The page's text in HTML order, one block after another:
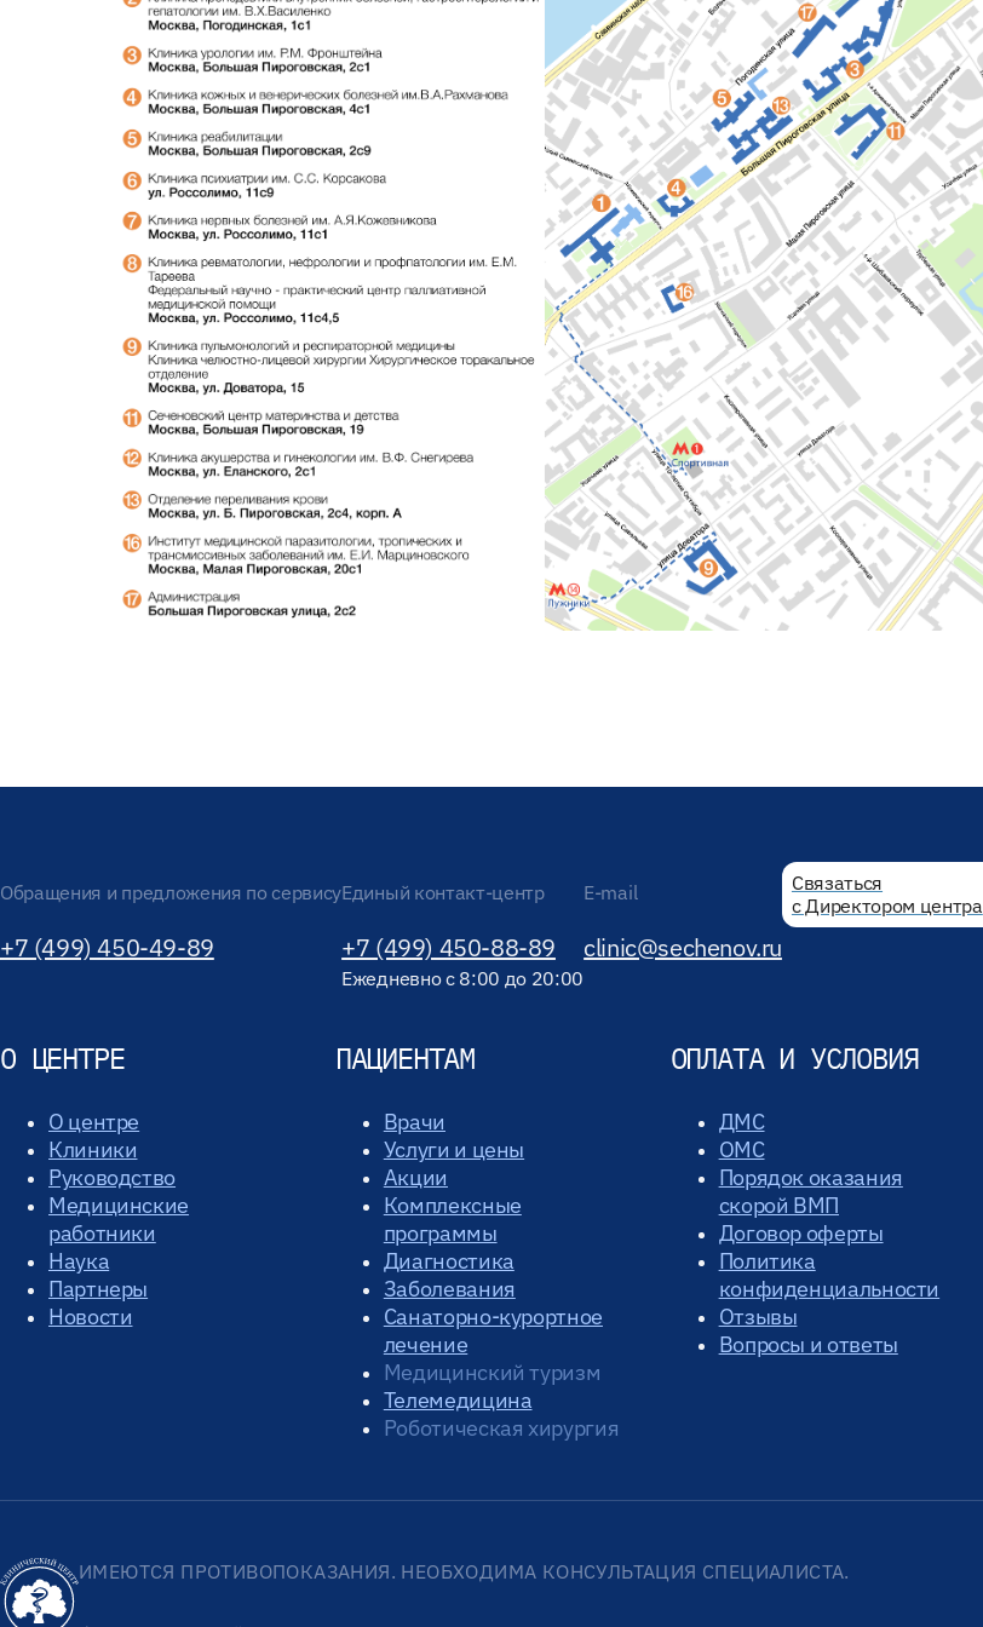
Обращения и предложения по сервису
+7 (499) 450-49-89
Единый контакт-центр
+7 (499) 450-88-89
Ежедневно с 8:00 до 20:00
E-mail
clinic@sechenov.ru
Связаться
с Директором центра
О ЦЕНТРЕ
О центре
Клиники
Руководство
Медицинские
работники
Наука
Партнеры
Новости
ПАЦИЕНТАМ
Врачи
Услуги и цены
Акции
Комплексные
программы
Диагностика
Заболевания
Санаторно-курортное
лечение
Медицинский туризм
Телемедицина
Роботическая хирургия
ОПЛАТА И УСЛОВИЯ
ДМС
ОМС
Порядок оказания
скорой ВМП
Договор оферты
Политика
конфиденциальности
Отзывы
Вопросы и ответы
ИМЕЮТСЯ ПРОТИВОПОКАЗАНИЯ. НЕОБХОДИМА КОНСУЛЬТАЦИЯ СПЕЦИАЛИСТА.